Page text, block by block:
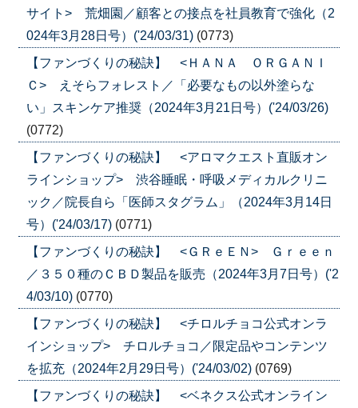
サイト> 荒畑園／顧客との接点を社員教育で強化（2
024年3月28日号）('24/03/31) (0773)
【ファンづくりの秘訣】 <ＨＡＮＡ ＯＲＧＡＮＩ
Ｃ> えそらフォレスト／「必要なもの以外塗らな
い」スキンケア推奨（2024年3月21日号）('24/03/26)
(0772)
【ファンづくりの秘訣】 <アロマクエスト直販オン
ラインショップ> 渋谷睡眠・呼吸メディカルクリニ
ック／院長自ら「医師スタグラム」（2024年3月14日
号）('24/03/17) (0771)
【ファンづくりの秘訣】 <ＧＲｅＥＮ> Ｇｒｅｅｎ
／３５０種のＣＢＤ製品を販売（2024年3月7日号）('2
4/03/10) (0770)
【ファンづくりの秘訣】 <チロルチョコ公式オンラ
インショップ> チロルチョコ／限定品やコンテンツ
を拡充（2024年2月29日号）('24/03/02) (0769)
【ファンづくりの秘訣】 <ベネクス公式オンライン